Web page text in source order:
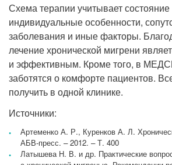
Схема терапии учитывает состояние
индивидуальные особенности,
заболевания и иные факторы.
лечение хронической мигрени
и эффективным. Кроме того, в
заботятся о комфорте пациентов.
получить в одной клинике.
Источники:
Артеменко А. Р., Куренков А. Л.
АБВ-пресс. – 2012. – Т. 400
Латышева Н. В. и др. Практические